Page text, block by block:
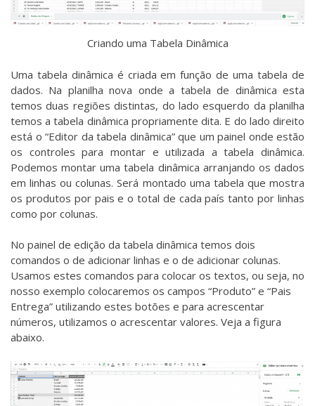
Criando uma Tabela Dinâmica
Uma tabela dinâmica é criada em função de uma tabela de
dados. Na planilha nova onde a tabela de dinâmica esta
temos duas regiões distintas, do lado esquerdo da planilha
temos a tabela dinâmica propriamente dita. E do lado direito
está o “Editor da tabela dinâmica” que um painel onde estão
os controles para montar e utilizada a tabela dinâmica.
Podemos montar uma tabela dinâmica arranjando os dados
em linhas ou colunas. Será montado uma tabela que mostra
os produtos por pais e o total de cada país tanto por linhas
como por colunas.
No painel de edição da tabela dinâmica temos dois
comandos o de adicionar linhas e o de adicionar colunas.
Usamos estes comandos para colocar os textos, ou seja, no
nosso exemplo colocaremos os campos “Produto” e “Pais
Entrega” utilizando estes botões e para acrescentar
números, utilizamos o acrescentar valores. Veja a figura
abaixo.